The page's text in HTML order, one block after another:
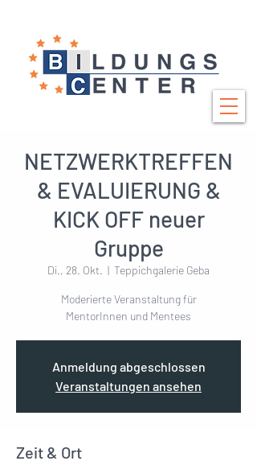
NETZWERKTREFFEN
& EVALUIERUNG &
KICK OFF neuer
Gruppe
Di., 28. Okt.
  |
Teppichgalerie Geba
Moderierte Veranstaltung für
MentorInnen und Mentees
Anmeldung abgeschlossen
Veranstaltungen ansehen
Zeit & Ort